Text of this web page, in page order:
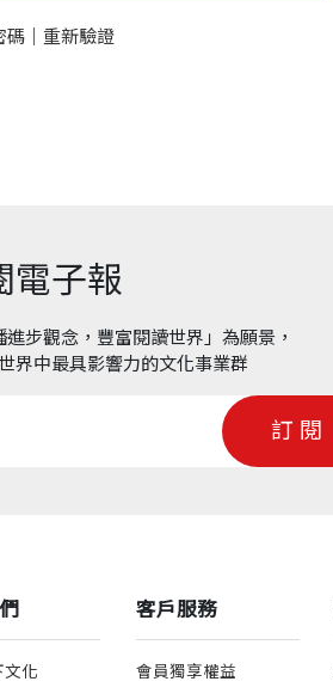
碼｜ 重新驗證
電子報
步觀念，豐富閱讀世界」為願景，
界中最具影響力的文化事業群
訂閱
文化
客戶服務
會員獨享權益